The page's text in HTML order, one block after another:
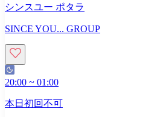
シンスユー ポタラ
SINCE YOU... GROUP
20:00 ~ 01:00
本日初回不可